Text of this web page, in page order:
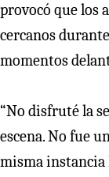
provocó que los
cercanos
momentos
“No disfruté la
escena. No fue
misma instancia